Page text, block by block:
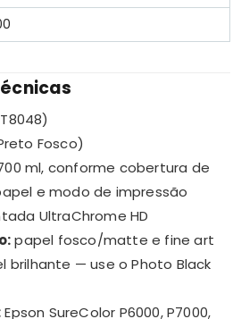
Fosco)
ml, conforme cobertura de
e modo de impressão
UltraChrome HD
papel fosco/matte e fine art
brilhante — use o Photo Black
Epson SureColor P6000, P7000,